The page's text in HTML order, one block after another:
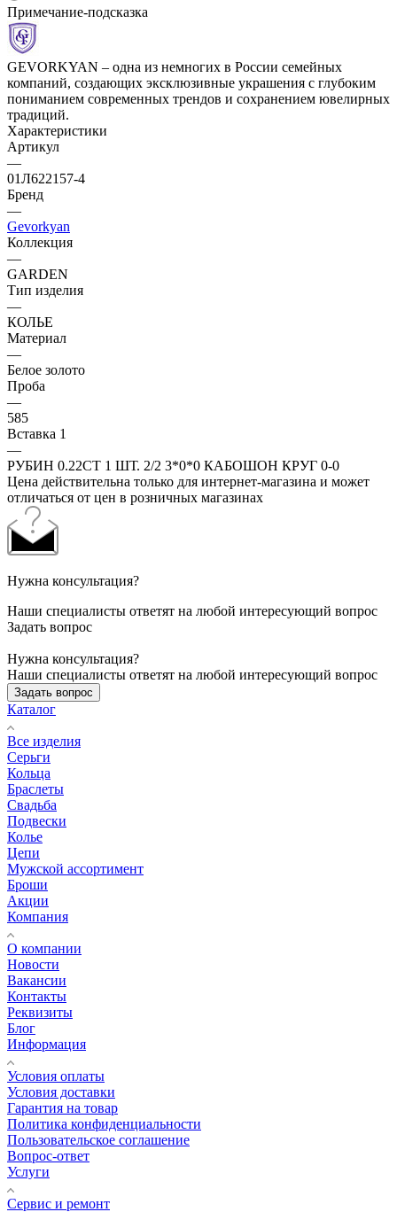
Примечание-подсказка
GEVORKYAN – одна из немногих в России семейных
компаний, создающих эксклюзивные украшения с глубоким
пониманием современных трендов и сохранением ювелирных
традиций.
Характеристики
Артикул
—
01Л622157-4
Бренд
—
Gevorkyan
Коллекция
—
GARDEN
Тип изделия
—
КОЛЬЕ
Материал
—
Белое золото
Проба
—
585
Вставка 1
—
РУБИН 0.22CT 1 ШТ. 2/2 3*0*0 КАБОШОН КРУГ 0-0
Цена действительна только для интернет-магазина и может
отличаться от цен в розничных магазинах
Нужна консультация?
Наши специалисты ответят на любой интересующий вопрос
Задать вопрос
Нужна консультация?
Наши специалисты ответят на любой интересующий вопрос
Задать вопрос
Каталог
Все изделия
Серьги
Кольца
Браслеты
Свадьба
Подвески
Колье
Цепи
Мужской ассортимент
Броши
Акции
Компания
О компании
Новости
Вакансии
Контакты
Реквизиты
Блог
Информация
Условия оплаты
Условия доставки
Гарантия на товар
Политика конфиденциальности
Пользовательское соглашение
Вопрос-ответ
Услуги
Сервис и ремонт